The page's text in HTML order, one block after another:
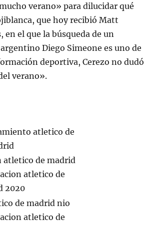
verano» para dilucidar qué
que hoy recibió Matt
el que la búsqueda de un
Diego Simeone es uno de
deportiva, Cerezo no dudó
verano».